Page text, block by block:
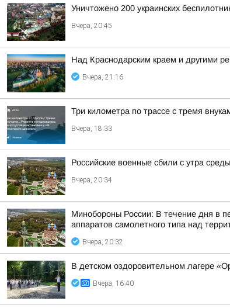
Уничтожено 200 украинских
Вчера, 20:45
Над Краснодарским краем и другими
Вчера, 21:16
Три километра по трассе с тремя
Вчера, 18:33
Российские военные сбили с утра
Вчера, 20:34
Минобороны России: В течение дня в
аппаратов самолетного типа над
Вчера, 20:32
В детском оздоровительном лагере
Вчера, 16:40